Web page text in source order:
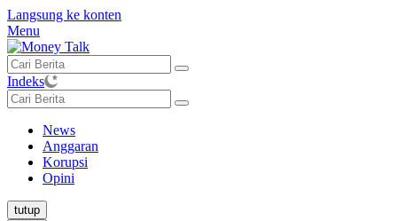
Langsung ke konten
Menu
Indeks
News
Anggaran
Korupsi
Opini
tutup